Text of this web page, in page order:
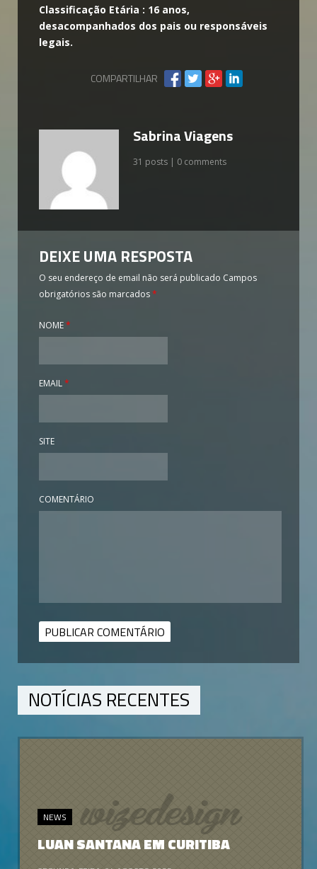
Classificação Etária : 16 anos,
desacompanhados dos pais ou responsáveis
legais.
COMPARTILHAR
Sabrina Viagens
31 posts | 0 comments
DEIXE UMA RESPOSTA
O seu endereço de email não será publicado Campos
obrigatórios são marcados*
NOME*
EMAIL*
SITE
COMENTÁRIO
NOTÍCIAS RECENTES
NEWS
LUAN SANTANA EM CURITIBA